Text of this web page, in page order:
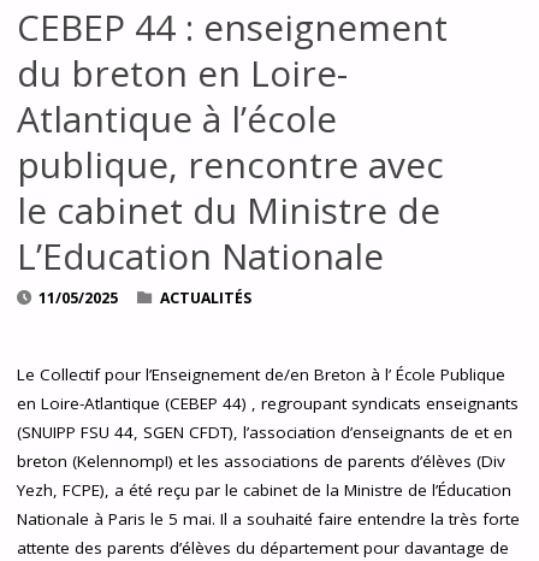
CEBEP 44 : enseignement
du breton en Loire-
Atlantique à l’école
publique, rencontre avec
le cabinet du Ministre de
L’Education Nationale
11/05/2025 ACTUALITÉS
Le Collectif pour l’Enseignement de/en Breton à l’ École Publique
en Loire-Atlantique (CEBEP 44) , regroupant syndicats enseignants
(SNUIPP FSU 44, SGEN CFDT), l’association d’enseignants de et en
breton (Kelennomp!) et les associations de parents d’élèves (Div
Yezh, FCPE), a été reçu par le cabinet de la Ministre de l’Éducation
Nationale à Paris le 5 mai. Il a souhaité faire entendre la très forte
attente des parents d’élèves du département pour davantage de